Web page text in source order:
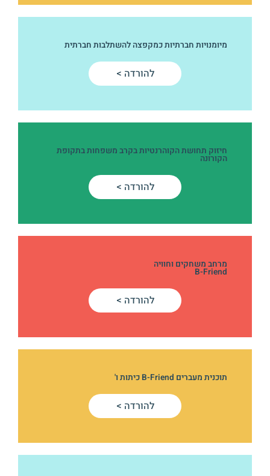
מיומנויות חברתיות כמקפצה להשתלבות חברתית
להורדה >
חיזוק תחושת הקוהרנטיות בקרב משפחות בתקופת
הקורונה
להורדה >
מרחב משחקים וחוויה
B-Friend
להורדה >
תוכנית מעברים B-Friend כיתות ו'
להורדה >